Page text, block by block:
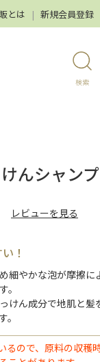
とは 新規会員登録
検索
んシャン
レビューを見る
！
細やかな泡が摩擦
。
けん成分で地肌と
ので、原料の収穫